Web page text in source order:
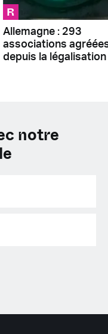
R
Allemagne : 293
associations
depuis la légalisation
notre